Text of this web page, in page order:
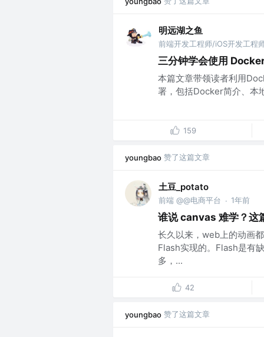
明远湖之鱼
前端开发工程师/iOS开发工程
三分钟学会使用
本篇文章带领读者利用
署，包括Docker简介、本
159
youngbao 赞了这篇文章
土豆_potato
前端 @@电商平台 · 1年前
谁说 canvas 难学？这
长久以来，web上的动画
Flash实现的。Flash是有
多，...
42
youngbao 赞了这篇文章